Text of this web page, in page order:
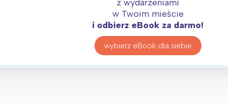
z wydarzeniami
w Twoim mieście
i odbierz eBook za darmo!
wybierz eBook dla siebie
Północ
Wszystkie
Wybieram